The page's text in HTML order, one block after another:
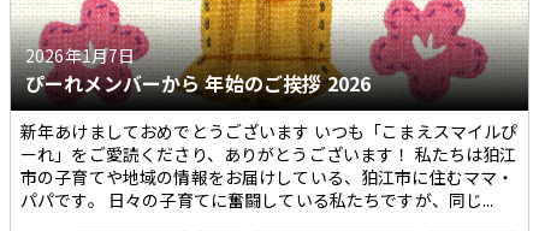
2026年1月7日
ぴーれメンバーから 年始のご挨拶 2026
新年あけましておめでとうございます いつも「こまえスマイルぴ
ーれ」をご愛読くださり、ありがとうございます！ 私たちは狛江
市の子育てや地域の情報をお届けしている、狛江市に住むママ・
パパです。 日々の子育てに奮闘している私たちですが、同じ...